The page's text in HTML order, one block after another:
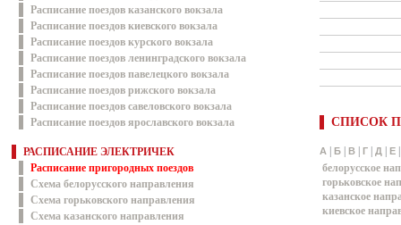
Расписание поездов казанского вокзала
Расписание поездов киевского вокзала
Расписание поездов курского вокзала
Расписание поездов ленинградского вокзала
Расписание поездов павелецкого вокзала
Расписание поездов рижского вокзала
Расписание поездов савеловского вокзала
Расписание поездов ярославского вокзала
РАСПИСАНИЕ ЭЛЕКТРИЧЕК
Расписание пригородных поездов
Схема белорусского направления
Схема горьковского направления
Схема казанского направления
СПИСОК
А Б В Г Д Е
белорусское
горьковское
казанское
киевское